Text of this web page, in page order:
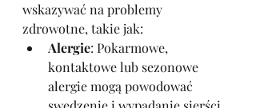
wskazywać na problemy
zdrowotne, takie jak:
Alergie: Pokarmowe,
kontaktowe lub sezonowe
alergie mogą powodować